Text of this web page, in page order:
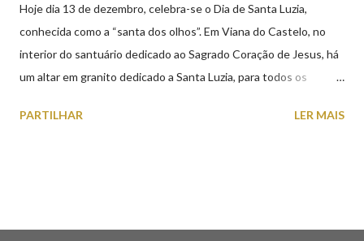
Hoje dia 13 de dezembro, celebra-se o Dia de Santa Luzia,
conhecida como a “santa dos olhos”. Em Viana do Castelo, no
interior do santuário dedicado ao Sagrado Coração de Jesus, há
um altar em granito dedicado a Santa Luzia, para todos os
uma capela dedicada a Santa Luzia construída no cimo do monte
PARTILHAR LER MAIS